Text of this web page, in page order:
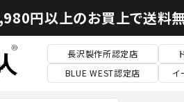
円以上のお買上で送料
長沢製作所認定店
BLUE WEST認定店
イ